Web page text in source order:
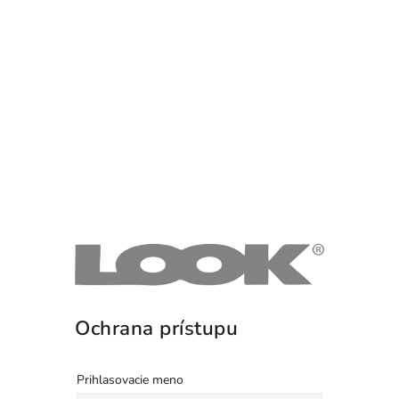
Ochrana prístupu
Prihlasovacie meno